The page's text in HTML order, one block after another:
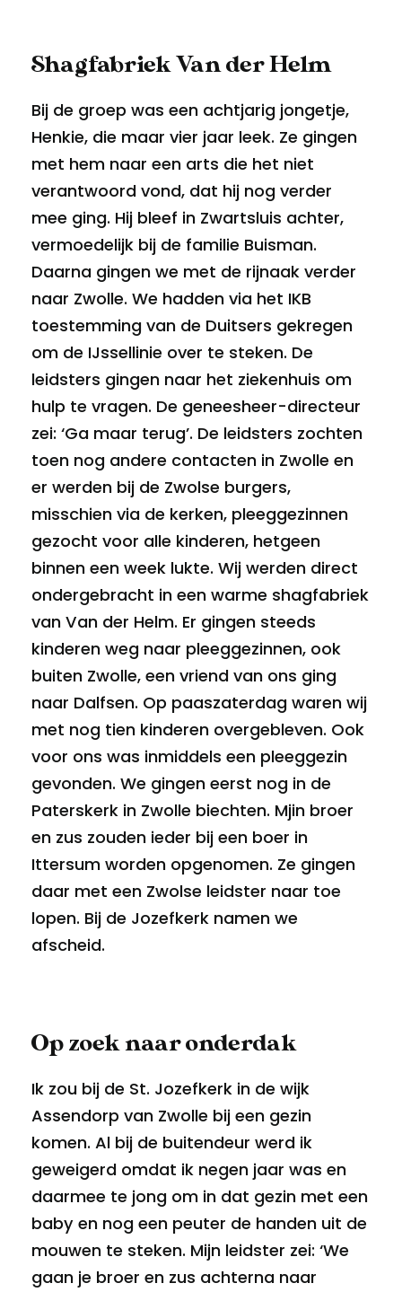
Shagfabriek Van der Helm
Bij de groep was een achtjarig jongetje,
Henkie, die maar vier jaar leek. Ze gingen
met hem naar een arts die het niet
verantwoord vond, dat hij nog verder
mee ging. Hij bleef in Zwartsluis achter,
vermoedelijk bij de familie Buisman.
Daarna gingen we met de rijnaak verder
naar Zwolle. We hadden via het IKB
toestemming van de Duitsers gekregen
om de IJssellinie over te steken. De
leidsters gingen naar het ziekenhuis om
hulp te vragen. De geneesheer-directeur
zei: ‘Ga maar terug’. De leidsters zochten
toen nog andere contacten in Zwolle en
er werden bij de Zwolse burgers,
misschien via de kerken, pleeggezinnen
gezocht voor alle kinderen, hetgeen
binnen een week lukte. Wij werden direct
ondergebracht in een warme shagfabriek
van Van der Helm. Er gingen steeds
kinderen weg naar pleeggezinnen, ook
buiten Zwolle, een vriend van ons ging
naar Dalfsen. Op paaszaterdag waren wij
met nog tien kinderen overgebleven. Ook
voor ons was inmiddels een pleeggezin
gevonden. We gingen eerst nog in de
Paterskerk in Zwolle biechten. Mjin broer
en zus zouden ieder bij een boer in
Ittersum worden opgenomen. Ze gingen
daar met een Zwolse leidster naar toe
lopen. Bij de Jozefkerk namen we
afscheid.
Op zoek naar onderdak
Ik zou bij de St. Jozefkerk in de wijk
Assendorp van Zwolle bij een gezin
komen. Al bij de buitendeur werd ik
geweigerd omdat ik negen jaar was en
daarmee te jong om in dat gezin met een
baby en nog een peuter de handen uit de
mouwen te steken. Mijn leidster zei: ‘We
gaan je broer en zus achterna naar